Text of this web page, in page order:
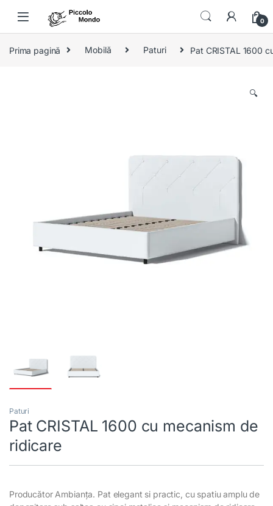
0
Prima pagină Mobilă Paturi Pat CRISTAL 1600
🔍
Paturi
Pat CRISTAL 1600 cu mecanism de
ridicare
Producător Ambianța. Pat elegant si practic, cu spatiu amplu de